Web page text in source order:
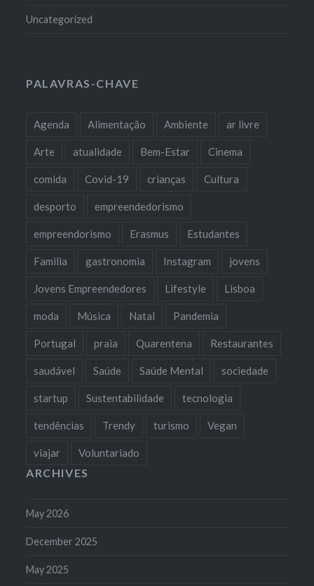
Uncategorized
PALAVRAS-CHAVE
Agenda Alimentação Ambiente ar livre
Arte atualidade Bem-Estar Cinema
comida Covid-19 crianças Cultura
desporto empreendedorismo
empreendorismo Erasmus Estudantes
Familia gastronomia Instagram jovens
Jovens Empreendedores Lifestyle Lisboa
moda Música Natal Pandemia
Portugal praia Quarentena Restaurantes
saudável Saúde Saúde Mental sociedade
startup Sustentabilidade tecnologia
tendências Trendy turismo Vegan
viajar Voluntariado
ARCHIVES
May 2026
December 2025
May 2025